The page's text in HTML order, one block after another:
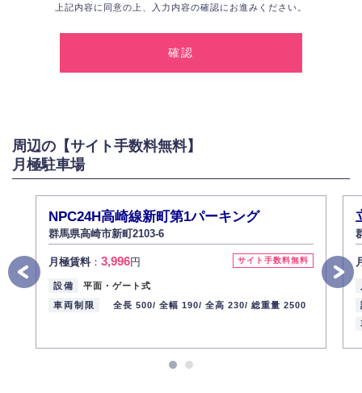
2.個人情報の利用
お問い合わせに対する回答、資料等の送付
採用に関する回答、情報の提供
弊社は取り扱う個人情報の外部への漏洩を防止し、その利用目的に応じて
適切かつ安全に管理します。
4.個人情報の第三者提供
法的義務など正当な理由に基づく要請があった場合を除き、お客様の個人
情報をご本人の同意なく第三者に提供いたしません。
5.個人情報の開示・訂正・削除
ん）。
また、個人情報の内容に誤りがあり、ご本人から訂正・追加・削除の請求
上記内容に同意の上、入力内容の確認にお進みください。
周辺の【サイト手数料無料】
月極駐車場
NPC24H高崎線新町第1パーキング
群馬県高崎市新町2103-6
サイト手数料無料
月極賃料： 3,996円
設備
平面・ゲート式
車両制限
全長 500/ 全幅 190/ 全高 230/ 総重量 2500